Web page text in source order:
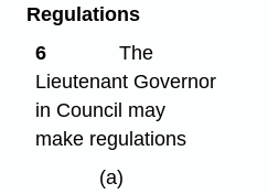
Regulations
6
The
Lieutenant Governor
in Council may
make regulations
(a)